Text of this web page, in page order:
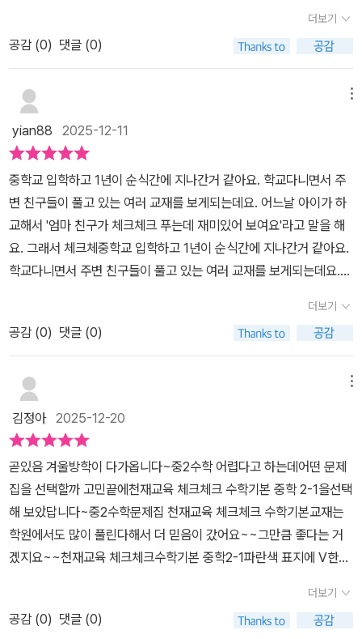
개념 설명을 너무 자세하게 풀어서보기 힘든 교재가 있는 반면..체크
의 장점입니다.쉽고 빠르게 이해하고 적용문제를 바로풀어볼수 있어
재를 따로 구입하지 않아도 됩니다.Q. 추천 대상과 문제집 사용 시기
는?A. 기본 개념 탄탄하게 공부하고 싶은 학생들에게 추천!난이도
'하' 문제집을 푸는 친구들이 중상위권 도전을 목표로 풀기에도 좋아
요.주변 친구들이 많이 다니는 학원에서 주로 사용하는교재가 체크체
크 중학 수학 기본 입니다.혼공하는 친구들이 공부하기에도 좋은 교
재입니다.새 학기 시작전 겨울방학 동안 개념 다지기예습용으로 공부
하기 좋아요.Q. 활용 방법은?A. 새학기 시작전 겨울방학 동안수학 개
념 기본기 탄탄하게 잡을수 있도록 체크체크 중학 수학 기본 진도교
재 한 권 완북해요.한 권 제대로 끝까지 완북하면 다음 학기도 편하고
계획입니다.
사가 끝나면 바로 체크체크 수학 기본 학습을 시작해볼려고요.체크체
크 수학 기본으로 시작한다면 개념기를 완벽하게 다지고 다양한 문제
들로충분하게 연습하고 개념드릴로 복습도진행하여서 중등 2학년 수
학을 잘 대비할 수있을 것 같습니다.개념의 기본기를 충분하게 다질
수 있는겨울방학 중등수학문제집 체크체크수학기본 추천합니다!-
체크체크 수학 기본의 난이도는 어떤가요?체크체크 수학 기본의 난
이도는 중으로기초 개념서로 시작하기 좋고 다양한 문제들도있어서
반복 학습이 가능합니다.-체크체크 수학 기본의 추천 대상은?체크체
크 수학 기본의 추천 대상은예비중, 중1, 중2, 중3 입니다.-체크체크
수학 기본의 추천 사용 시기는?체크체크 수학 기본의 추천 사용 시기
는겨울방학, 학기중입니다.-체크체크 수학 기본의 활용 방법은?체크
체크 수학 기본의 진도 교재로 개념을충분히 학습 한 뒤에 개념드릴
협찬 #중학수학문제집 #중2수학문제집 #홈스쿨링 #홈스쿨링수학
#겨울방학 #엄마표홈스쿨링 #엄마표수학 #중등맘 #중등수학문제
집추천
수 있도록체크체크 수학 기본 2-1 은 제대로 준비해 둔 교재입니
다. 기본 개념서들이 개념서로 끝난다면 체크체크 수학 기본 2-1 은
2-1한 권으로 개념과 문제 풀이 연습이 모두 가능해요.
적용시키는지 확인할 수 있습니다개념만으로 풀 수 있는 문제를 반복
연습을 통해개념을 이해했는지 확인할 수 있습니다한 번 더 확인 문
제는 쌍둥이 문제로한 번 더 확인하며 문제를 풀 수 있어서 좋습니다
단계별로 학습할 수 있어서 좋은 교재입니다'교과서 문제로 개념 체
하고, 유사한 문제로반복학습할 수 있습니다간혹 헷갈리는 문제는 해
설을 참고했어요해설을 참고해서 학습하는 것도아이에게 도움이 되
었습니다^^체크체크 수학 기본 2-1교재 특장점어려운 문제는 포기하
면 안 되기 때문에QR코드를 찍어 강의를 봅니다아이는 강의를 보면
서 보충 학습을 하고 있어요강의를 보면서 이해하고다시 문제를 풀었
습니다아참! 강의해 주시는 분 목소리를 듣더니아는 강사 선생님이라
고 하네요^^아이가 반가워하며 더 열심히 들었습니다'기출문제로 실
력체크'는학교 시험에 나오는 실력 문제를 수록하여학교 시험에 완벽
대비할 수 있습니다이 교재는 진도 교재와 개념 드릴이 있습니다개념
가 문제로아이 스스로 개념을 확실히 잡을 수 있습니다아이의 속도에
맞춰 학습을 진행하면 좋습니다꾸준히 학습하면 좋고,진도교재와 개
념 드릴을 활용하면 좋습니다중2 수학의 기본을 탄탄하게 다지고학
교 시험에 대비하고 싶은 예비 중2 아이들에게<체크체크 수학 기본
2-1>교재를추천합니다
더보기
공감 (0) 댓글 (0)
yian88 2025-12-11
중학교 입학하고 1년이 순식간에 지나간거 같아요. 학교다니면서 주
변 친구들이 풀고 있는 여러 교재를 보게되는데요. 어느날 아이가 하
교해서 '엄마 친구가 체크체크 푸는데 재미있어 보여요'라고 말을 해
요. 그래서 체크체중학교 입학하고 1년이 순식간에 지나간거 같아요.
학교다니면서 주변 친구들이 풀고 있는 여러 교재를 보게되는데요.
여요'라고 말을 해요. 그래서 체크체크 중학수학을 살펴보았는데요.
수학개념설명이 자세히 보기 쉽게 잘 나와 있고 개념문제와 기본 연
산문제, 유형문제들이 잘 구성이 되어 있다는 생각이 들어 이번 겨울
방학 앞두고 체크체크 중학수학 2-1로 수학예습을 시작했어요. 개념
설명을 읽어보고 난 후 아이가 '엄마 개념설명이 이해가 잘 되요~'라
고 말을 해요. 학원을 다니지 않는 아이여서 주변 친구들이 어떻게 학
습하는지 궁금해서 여러 친구들에게 물어보니 이 교재가 학원에서 많
이 푼다고 했다고 말을 하는데요. 아이가 푸는걸 보니 왜 가장 많이 활
용되는지 알거 같다는 생각이 들었어요. 아이가 문제를 푸는걸 옆에
서 지켜보니 스스로 풀어나가는 문제가 많았어요. 그리고 실력체크
파트에서는 동영상 강의도 볼 수 있어서 집에서 학습하는 아이에게
예습 교재로 너무 좋다는 생각이 들었어요. 한 단원학습을 마무리 하
고 엄청 뿌듯해 하는 아이인데요. 겨울방학에 2학는 수학 예습 체크
체크로 꼼꼼히 이어나갈 수 있을거 같아요 ^^크 중학수학을 살펴보았
더보기
공감 (0) 댓글 (0)
김정아2025-12-20
​곧있음 겨울방학이 다가옵니다~중2수학 어렵다고 하는데어떤 문제
집을 선택할까 고민끝에천재교육 체크체크 수학기본 중학 2-1을선택
해 보았답니다~중2수학문제집 천재교육 체크체크 수학기본교재는
학원에서도 많이 풀린다해서 더 믿음이 갔어요~~그만큼 좋다는 거
겠지요~~천재교육 체크체크수학기본 중학2-1파란색 표지에 V한눈
드릴북 , 상세한 정답지3권으로 구성되어 있어요~1단원 유리수와 순
환소수 들어가봅니다먼저 계통 한번에 보기로단원의 내용을 보고이
더보기
공감 (0) 댓글 (0)